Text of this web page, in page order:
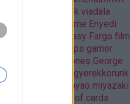
Éhezők viadala
Enders Game Enyedi
McGregor fantasy Fargo film
fps gamer
Game of thrones George
gyerekkorunk
hayao miyazaki
house of cards